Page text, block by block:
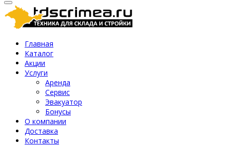
Главная
Каталог
Акции
Услуги
Аренда
Сервис
Эвакуатор
Бонусы
О компании
Доставка
Контакты